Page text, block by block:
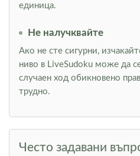
единица.
Не налучквайте
Ако не сте сигурни,
ниво в LiveSudoku може да
случаен ход обикновено
трудно.
Често задавани